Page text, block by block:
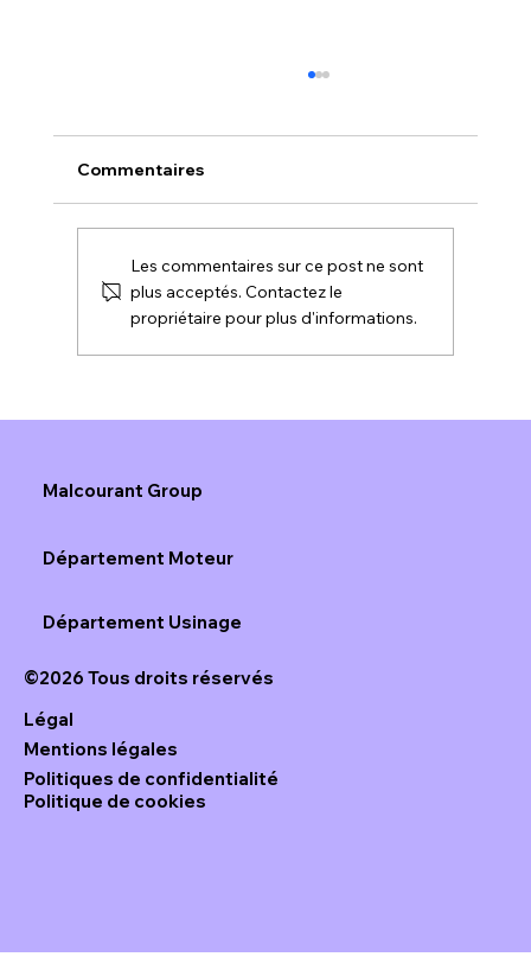
Développement d'un nouveau
Commentaires
Les commentaires sur ce post ne sont
plus acceptés. Contactez le
propriétaire pour plus d'informations.
Légal
Politiques de confidentialité
Mentions légales
Politique de cookies
Malcourant Group
Département Moteur
Département Usinage
©2026 Tous droits réservés